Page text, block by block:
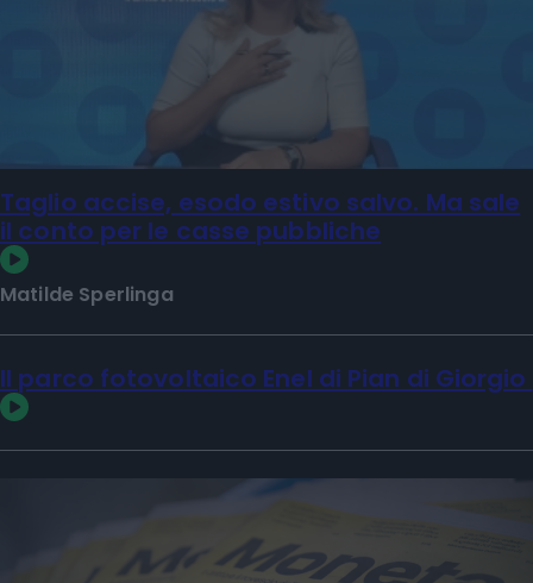
Taglio accise, esodo estivo salvo. Ma sale
il conto per le casse pubbliche
Matilde Sperlinga
Il parco fotovoltaico Enel di Pian di Giorgio